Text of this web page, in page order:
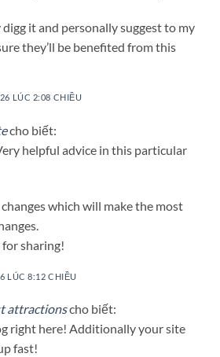
digg it and personally suggest to my
they’ll be benefited from this
LÚC 2:08 CHIỀU
cho biết:
helpful advice in this particular
which will make the most
sharing!
LÚC 8:12 CHIỀU
attractionscho biết:
right here! Additionally your site
fast!